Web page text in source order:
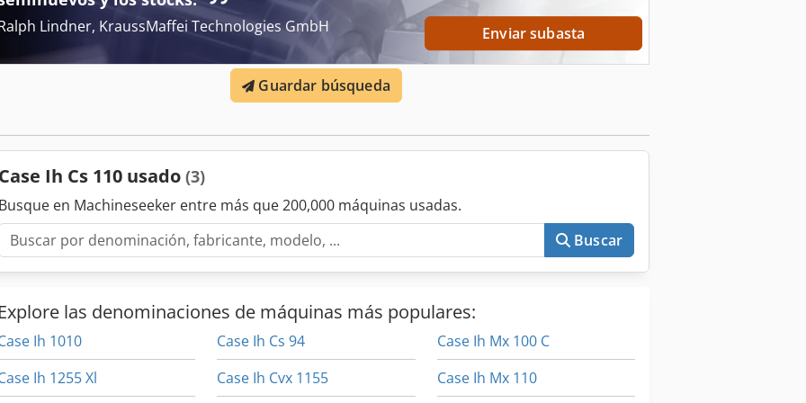
Lindner, KraussMaffei Technologies GmbH Enviar subasta
Guardar búsqueda
Case Ih Cs 110 usado (3)
Busque en Machineseeker entre más que 200,000 máquinas usadas.
Buscar
Explore las denominaciones de máquinas más populares:
Ih 1010
Ih 1255 Xl
Case Ih Cs 94
Case Ih Cvx 1155
Case Ih Mx 100 C
Case Ih Mx 110